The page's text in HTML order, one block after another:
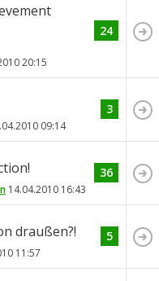
20:15
24
09:14
3
14.04.2010 16:43
36
draußen?!
11:57
5